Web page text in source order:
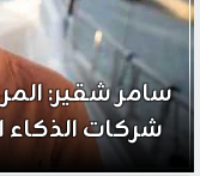
سامر شقير:
شركات الذكاء